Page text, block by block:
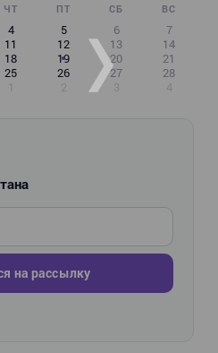
ЧТ ПТ СБ ВС
4 5 6
7
11 12 13
14
18 19 20
21
25 26 27
28
1 2 3 4
на рассылку